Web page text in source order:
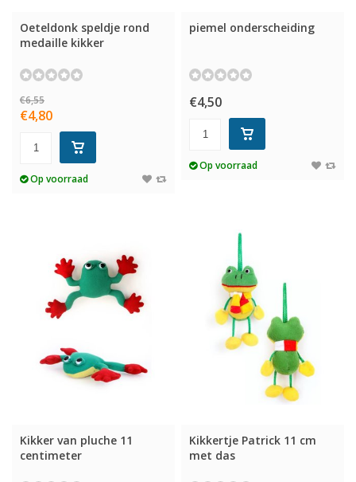
Oeteldonk speldje rond
medaille kikker
€6,55
€4,80
Op voorraad
piemel onderscheiding
€4,50
Op voorraad
Kikker van pluche 11
centimeter
Kikkertje Patrick 11 cm
met das